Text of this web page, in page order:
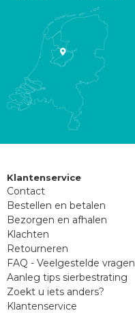
Klantenservice
Contact
Bestellen en betalen
Bezorgen en afhalen
Klachten
Retourneren
FAQ - Veelgestelde vragen
Aanleg tips sierbestrating
Zoekt u iets anders?
Klantenservice